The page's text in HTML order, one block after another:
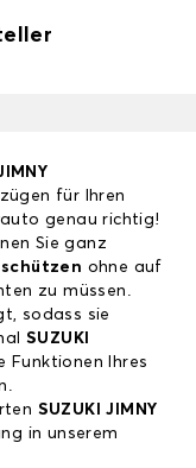
für Ihren
genau richtig!
Sie ganz
schützen ohne auf
zu müssen.
sodass sie
SUZUKI
Funktionen Ihres
SUZUKI JIMNY
in unserem